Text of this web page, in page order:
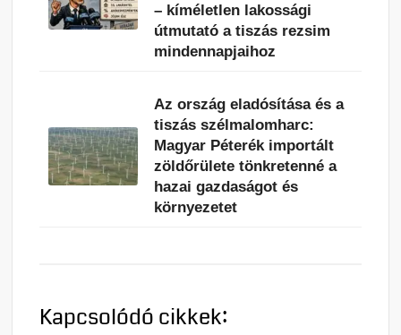
– kíméletlen lakossági
útmutató a tiszás rezsim
mindennapjaihoz
Az ország eladósítása és a
tiszás szélmalomharc:
Magyar Péterék importált
zöldőrülete tönkretenné a
hazai gazdaságot és
környezetet
Kapcsolódó cikkek: